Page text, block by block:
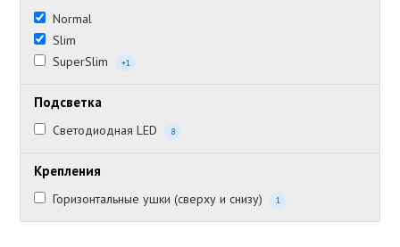
Normal
Slim
SuperSlim
+1
Подсветка
Светодиодная LED 8
Крепления
Горизонтальные ушки (сверху и снизу) 1